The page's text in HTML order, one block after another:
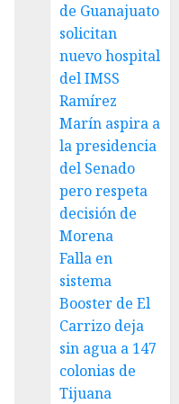
de Guanajuato
solicitan
nuevo hospital
del IMSS
Ramírez
Marín aspira a
la presidencia
del Senado
pero respeta
decisión de
Morena
Falla en
sistema
Booster de El
Carrizo deja
sin agua a 147
colonias de
Tijuana